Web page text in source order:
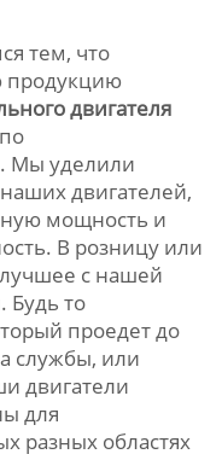
тем, что
продукцию
двигателя
Мы уделили
двигателей,
мощность и
В розницу или
с нашей
Будь то
проедет до
службы, или
двигатели
для
разных областях